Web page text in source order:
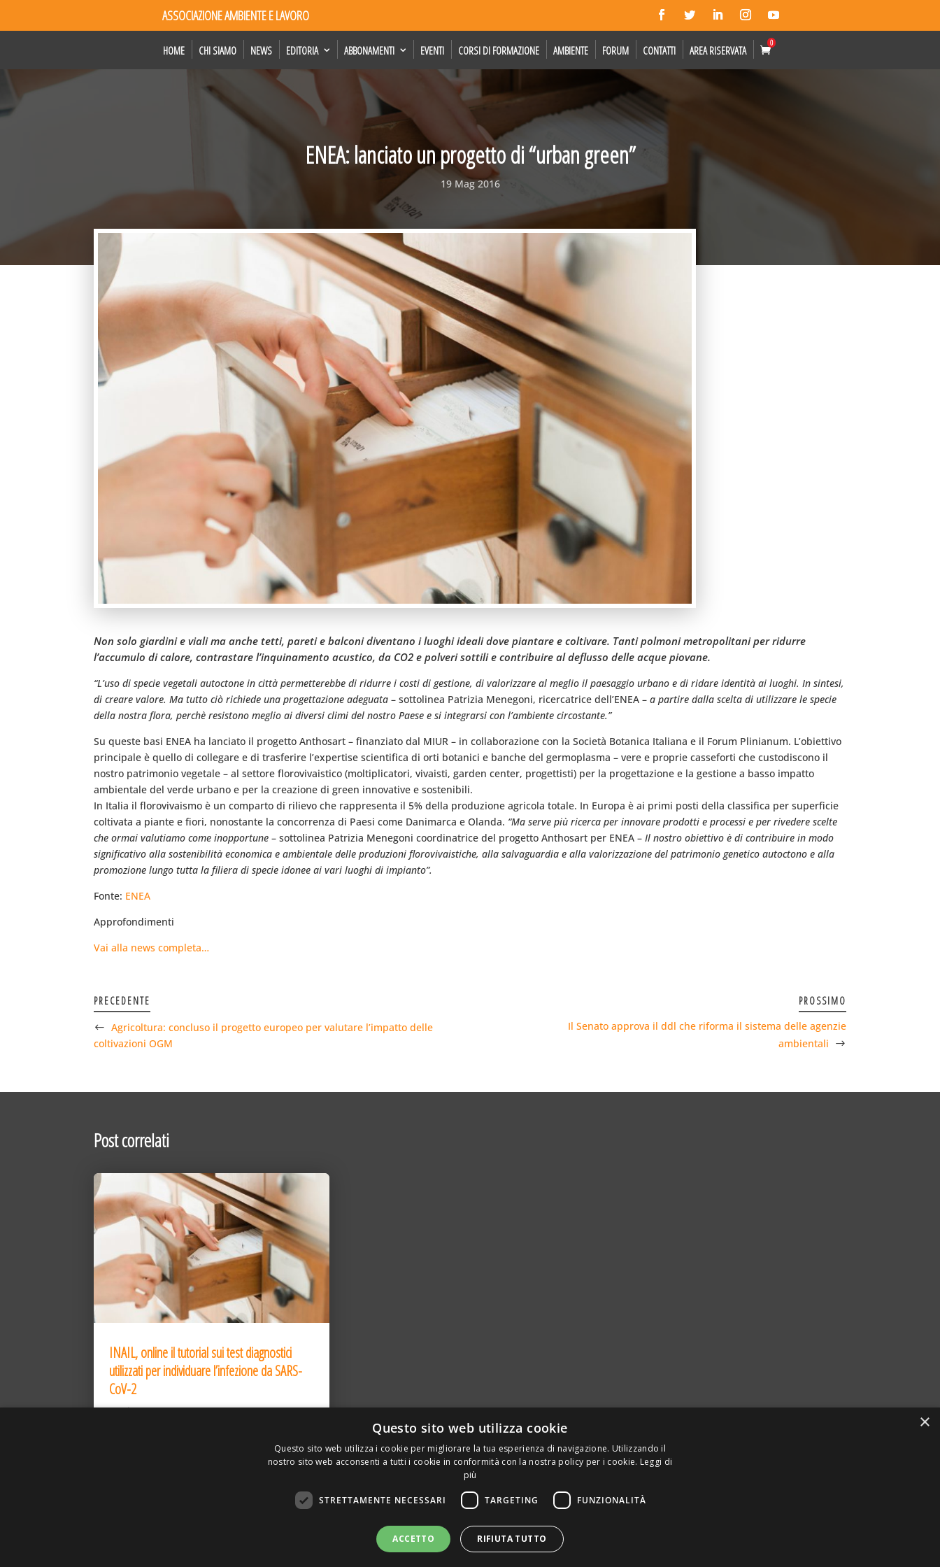
ASSOCIAZIONE AMBIENTE E LAVORO
HOME CHI SIAMO NEWS EDITORIA ABBONAMENTI EVENTI CORSI DI FORMAZIONE AMBIENTE FORUM CONTATTI AREA RISERVATA
0
ENEA: lanciato un progetto di “urban green”
19 Mag 2016
Non solo giardini e viali ma anche tetti, pareti e balconi diventano i luoghi ideali dove piantare e coltivare. Tanti polmoni metropolitani per ridurre
l’accumulo di calore, contrastare l’inquinamento acustico, da CO2 e polveri sottili e contribuire al deflusso delle acque piovane.
“L’uso di specie vegetali autoctone in città permetterebbe di ridurre i costi di gestione, di valorizzare al meglio il paesaggio urbano e di ridare identità ai luoghi. In sintesi,
di creare valore. Ma tutto ciò richiede una progettazione adeguata – sottolinea Patrizia Menegoni, ricercatrice dell’ENEA –a partire dalla scelta di utilizzare le specie
della nostra flora, perchè resistono meglio ai diversi climi del nostro Paese e si integrarsi con l’ambiente circostante.”
Su queste basi ENEA ha lanciato il progetto Anthosart – finanziato dal MIUR – in collaborazione con la Società Botanica Italiana e il Forum Plinianum. L’obiettivo
principale è quello di collegare e di trasferire l’expertise scientifica di orti botanici e banche del germoplasma – vere e proprie casseforti che custodiscono il
nostro patrimonio vegetale – al settore florovivaistico (moltiplicatori, vivaisti, garden center, progettisti) per la progettazione e la gestione a basso impatto
ambientale del verde urbano e per la creazione di green innovative e sostenibili.
In Italia il florovivaismo è un comparto di rilievo che rappresenta il 5% della produzione agricola totale. In Europa è ai primi posti della classifica per superficie
coltivata a piante e fiori, nonostante la concorrenza di Paesi come Danimarca e Olanda. “Ma serve più ricerca per innovare prodotti e processi e per rivedere scelte
che ormai valutiamo come inopportune – sottolinea Patrizia Menegoni coordinatrice del progetto Anthosart per ENEA –Il nostro obiettivo è di contribuire in modo
significativo alla sostenibilità economica e ambientale delle produzioni florovivaistiche, alla salvaguardia e alla valorizzazione del patrimonio genetico autoctono e alla
promozione lungo tutta la filiera di specie idonee ai vari luoghi di impianto”.
Fonte: ENEA
Approfondimenti
Vai alla news completa…
PRECEDENTE
Agricoltura: concluso il progetto europeo per valutare l’impatto delle
coltivazioni OGM
PROSSIMO
Il Senato approva il ddl che riforma il sistema delle agenzie
ambientali
Post correlati
INAIL, online il tutorial sui test diagnostici
utilizzati per individuare l’infezione da SARS-
CoV-2
31 Dic 2020
ASSOCIAZIONE AMBIENTE E LAVORO – VIA PRIVATA DELLA TORRE, 15 – 20127 – MILANO – P. IVA 00923870968 – CF: 08748400150 –
SITO REALIZZATO DA GRAFICAEFOTO WEB AGENCY – PARTNER SINTEL
×
Questo sito web utilizza cookie
Questo sito web utilizza i cookie per migliorare la tua esperienza di navigazione. Utilizzando il
nostro sito web acconsenti a tutti i cookie in conformità con la nostra policy per i cookie. Leggi di
più
STRETTAMENTE NECESSARI TARGETING FUNZIONALITÀ
ACCETTO RIFIUTA TUTTO